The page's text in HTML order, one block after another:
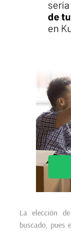
La elección
buscado, pues